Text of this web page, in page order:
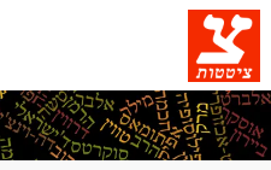
דלגו
לתוכן